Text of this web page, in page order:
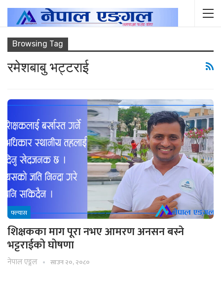
Browsing Tag
रमेशबाबु भट्टराई
फ्ल्यास
शिक्षकका माग पूरा नभए आमरण अनसन बस्ने
भट्टराईको घोषणा
नेपाल एङ्गल साउन २०, २०८०